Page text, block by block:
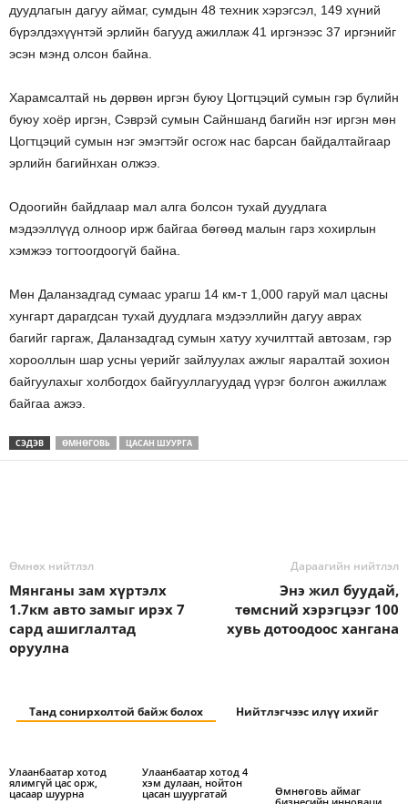
дуудлагын дагуу аймаг, сумдын 48 техник хэрэгсэл, 149 хүний
бүрэлдэхүүнтэй эрлийн багууд ажиллаж 41 иргэнээс 37 иргэнийг
эсэн мэнд олсон байна.
Харамсалтай нь дөрвөн иргэн буюу Цогтцэций сумын гэр бүлийн
буюу хоёр иргэн, Сэврэй сумын Сайншанд багийн нэг иргэн мөн
Цогтцэций сумын нэг эмэгтэйг осгож нас барсан байдалтайгаар
эрлийн багийнхан олжээ.
Одоогийн байдлаар мал алга болсон тухай дуудлага
мэдээллүүд олноор ирж байгаа бөгөөд малын гарз хохирлын
хэмжээ тогтоогдоогүй байна.
Мөн Даланзадгад сумаас урагш 14 км-т 1,000 гаруй мал цасны
хунгарт дарагдсан тухай дуудлага мэдээллийн дагуу аврах
багийг гаргаж, Даланзадгад сумын хатуу хучилттай автозам, гэр
хорооллын шар усны үерийг зайлуулах ажлыг яаралтай зохион
байгуулахыг холбогдох байгууллагуудад үүрэг болгон ажиллаж
байгаа ажээ.
СЭДЭВ ӨМНӨГОВЬ ЦАСАН ШУУРГА
Өмнөх нийтлэл
Мянганы зам хүртэлх
1.7км авто замыг ирэх 7
сард ашиглалтад
оруулна
Дараагийн нийтлэл
Энэ жил буудай,
төмсний хэрэгцээг 100
хувь дотоодоос хангана
Танд сонирхолтой байж болох Нийтлэгчээс илүү ихийг
Улаанбаатар хотод
ялимгүй цас орж,
цасаар шуурна
Улаанбаатар хотод 4
хэм дулаан, нойтон
цасан шуургатай
Өмнөговь аймаг